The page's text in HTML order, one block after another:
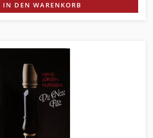
IN DEN WARENKORB